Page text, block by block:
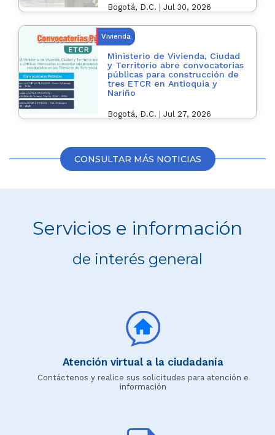
Bogotá, D.C. Jul 30, 2026
Vivienda
Ministerio de Vivienda, Ciudad
y Territorio abre convocatorias
públicas para construcción de
tres ETCR en Antioquia y
Nariño
Bogotá, D.C. | Jul 27, 2026
CONSULTAR MÁS NOTICIAS
Servicios e información
de interés general
Atención virtual a la ciudadanía
Contáctenos y realice sus solicitudes para atención e
información